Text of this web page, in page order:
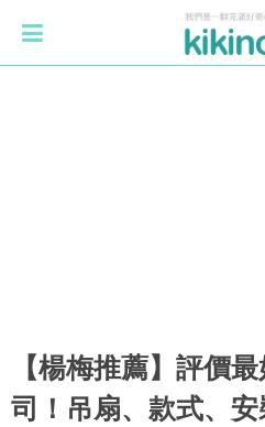
【楊梅推薦】評價
司！吊扇、款式、